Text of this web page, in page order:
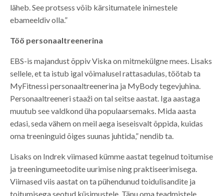
läheb. See protsess võib kärsitumatele inimestele
ebameeldiv olla.”
Töö personaaltreenerina
EBS-is majandust õppiv Viska on mitmekülgne mees. Lisaks
sellele, et ta istub igal võimalusel rattasadulas, töötab ta
MyFitnessi personaaltreenerina ja MyBody tegevjuhina.
Personaaltreeneri staaži on tal seitse aastat. Iga aastaga
muutub see valdkond üha populaarsemaks. Mida aasta
edasi, seda vähem on meil aega iseseisvalt õppida, kuidas
oma treeninguid õiges suunas juhtida,” nendib ta.
Lisaks on Indrek viimased kümme aastat tegelnud toitumise
ja treeningumeetodite uurimise ning praktiseerimisega.
Viimased viis aastat on ta pühendunud toidulisandite ja
toitumisega seotud küsimustele. Tänu oma teadmistele